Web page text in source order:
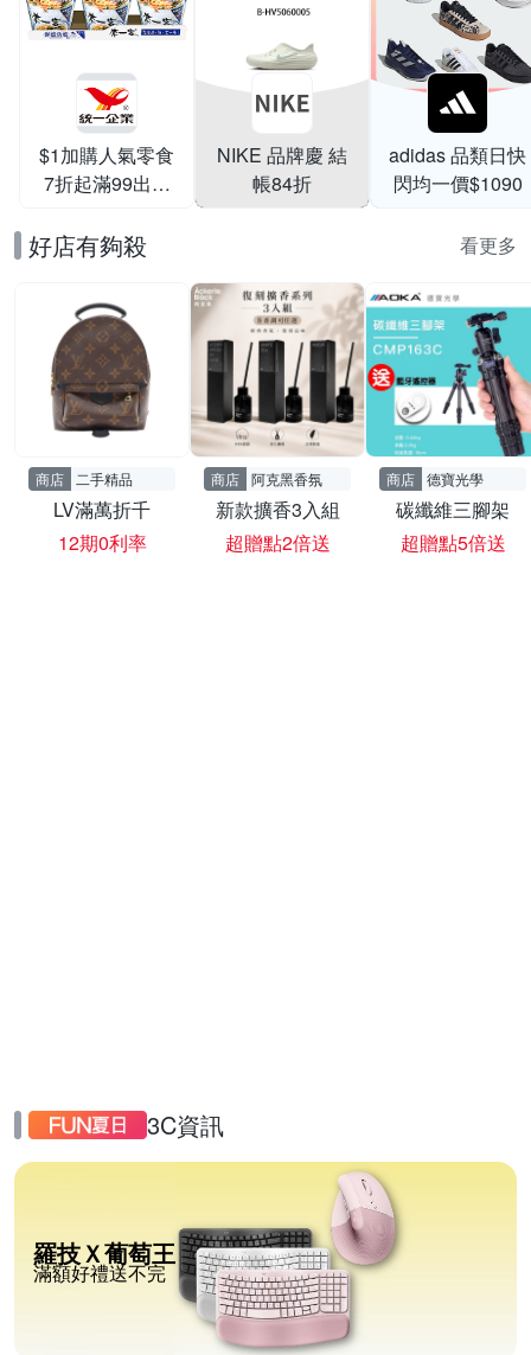
$1加購人氣零食
7折起滿99出貨
NIKE 品牌慶 結
帳84折
adidas 品類日快
閃均一價$1090
好店有夠殺 看更多
商店 二手精品
LV滿萬折千
12期0利率
商店 阿克黑香氛
新款擴香3入組
超贈點2倍送
商店 德寶光學
碳纖維三腳架
超贈點5倍送
3C資訊
羅技Ｘ葡萄王
滿額好禮送不完